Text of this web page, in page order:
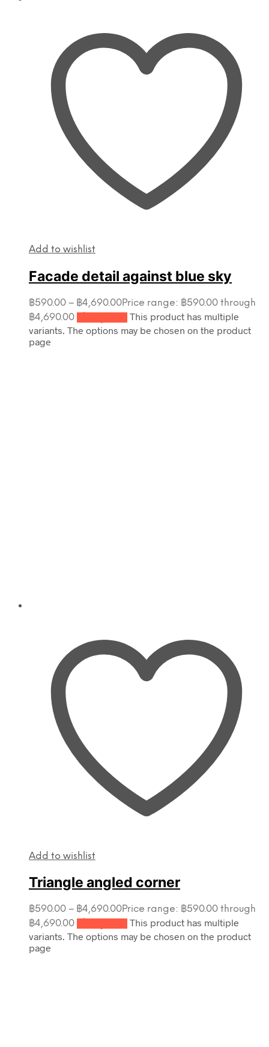
Add to wishlist
Facade detail against blue sky
฿590.00 – ฿4,690.00Price range: ฿590.00 through
฿4,690.00
This product has multiple
variants. The options may be chosen on the product
page
Add to wishlist
Triangle angled corner
฿590.00 – ฿4,690.00Price range: ฿590.00 through
฿4,690.00
This product has multiple
variants. The options may be chosen on the product
page